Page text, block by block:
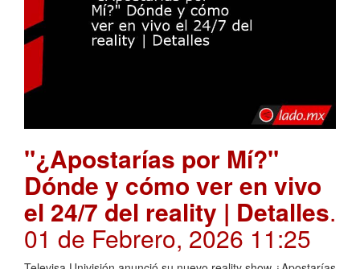
"¿Apostarías por Mí?"
Dónde y cómo ver en vivo
el 24/7 del reality | Detalles.
01 de Febrero, 2026 11:25